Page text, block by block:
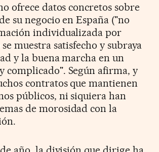
ofrece datos concretos sobre
su negocio en España ("no
individualizada por
muestra satisfecho y subraya
y la buena marcha en un
complicado". Según afirma, y
contratos que mantienen
públicos, ni siquiera han
de morosidad con la